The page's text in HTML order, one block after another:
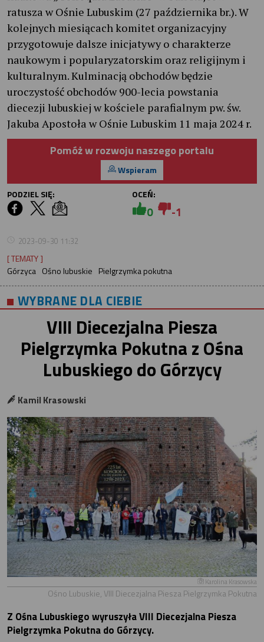
ratusza w Ośnie Lubuskim (27 października br.). W
kolejnych miesiącach komitet organizacyjny
przygotowuje dalsze inicjatywy o charakterze
naukowym i popularyzatorskim oraz religijnym i
kulturalnym. Kulminacją obchodów będzie
uroczystość obchodów 900-lecia powstania
diecezji lubuskiej w kościele parafialnym pw. św.
Jakuba Apostoła w Ośnie Lubuskim 11 maja 2024 r.
Pomóż w rozwoju naszego portalu
Wspieram
PODZIEL SIĘ:
OCEŃ:
0 -1
2023-09-30 11:32
[ TEMATY ]
Górzyca Ośno lubuskie Pielgrzymka pokutna
WYBRANE DLA CIEBIE
VIII Diecezjalna Piesza
Pielgrzymka Pokutna z Ośna
Lubuskiego do Górzycy
Kamil Krasowski
Karolina Krasowska
Ośno Lubuskie, VIII Diecezjalna Piesza Pielgrzymka Pokutna
Z Ośna Lubuskiego wyruszyła VIII Diecezjalna Piesza
Pielgrzymka Pokutna do Górzycy.